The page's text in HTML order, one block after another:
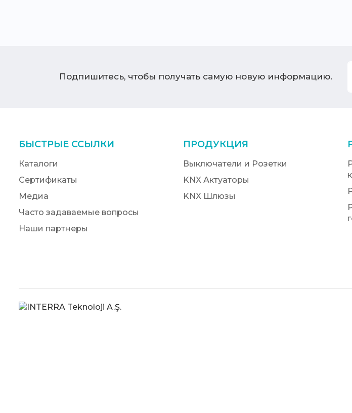
Подпишитесь, чтобы получать самую новую информацию.
БЫСТРЫЕ ССЫЛКИ
Каталоги
Сертификаты
Медиа
Часто задаваемые вопросы
Наши партнеры
ПРОДУКЦИЯ
Выключатели и Розетки
KNX Актуаторы
KNX Шлюзы